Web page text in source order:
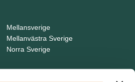
Mellansverige
Mellanvästra Sverige
Norra Sverige